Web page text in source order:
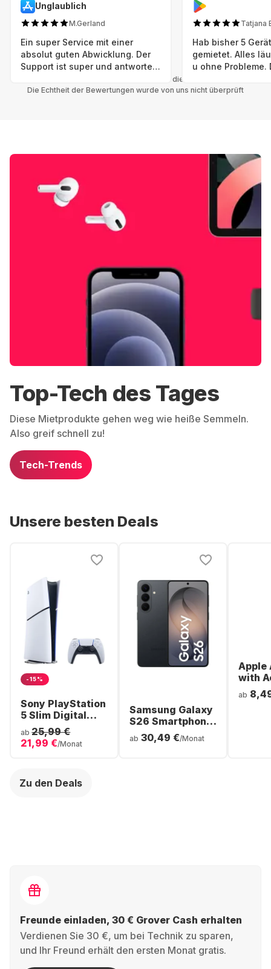
Unglaublich
M.Gerland
Ein super Service mit einer
absolut guten Abwicklung. Der
Support ist super und antworte
Tatjana
Hab bisher 5
gemietet. Alles
u ohne Probleme.
einwandfreien
Nachhaltig u wer
mal wieder ein
hat (Xbox,
Smartphone etc),
Grover nur
Möglichkeit
besteht nach
Alle Bewertungen beziehen sich auf die Grover App.
Die Echtheit der Bewertungen wurde von uns nicht überprüft
Top-Tech des Tages
Diese Mietprodukte gehen weg wie heiße Semmeln.
Also greif schnell zu!
Tech-Trends
Unsere besten Deals
-15%
Sony PlayStation
5 Slim Digital
Console
ab 25,99 €
21,99 €/Monat
Samsung Galaxy
S26 Smartphone
- 256GB - Dual
SIM
ab 30,49 €/Monat
Apple
with
Noise
ab
Zu den Deals
Freunde einladen, 30 € Grover Cash erhalten
Verdienen Sie 30 €, um bei Technik zu sparen,
und Ihr Freund erhält den ersten Monat gratis.